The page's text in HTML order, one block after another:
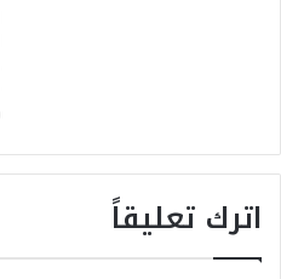
اترك تعليقاً